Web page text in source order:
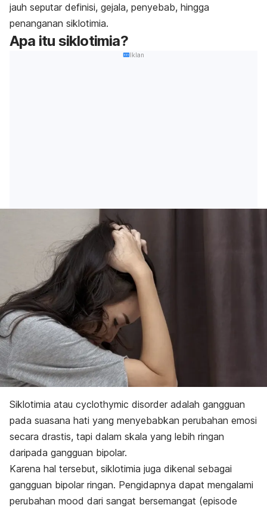
jauh seputar definisi, gejala, penyebab, hingga
penanganan siklotimia.
Apa itu siklotimia?
Iklan
Siklotimia atau cyclothymic disorder adalah gangguan
pada suasana hati yang menyebabkan perubahan emosi
secara drastis, tapi dalam skala yang lebih ringan
daripada gangguan bipolar.
Karena hal tersebut, siklotimia juga dikenal sebagai
gangguan bipolar ringan. Pengidapnya dapat mengalami
perubahan mood dari sangat bersemangat (episode